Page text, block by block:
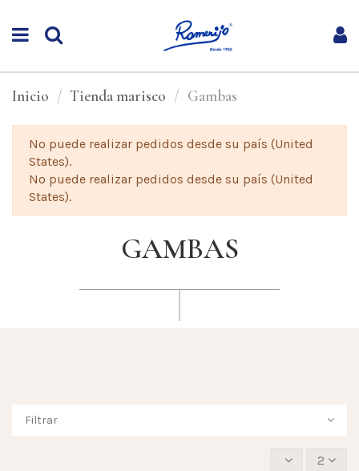
Inicio Tienda marisco Gambas
No puede realizar pedidos desde su país (United
States).
No puede realizar pedidos desde su país (United
States).
GAMBAS
2
Filtrar